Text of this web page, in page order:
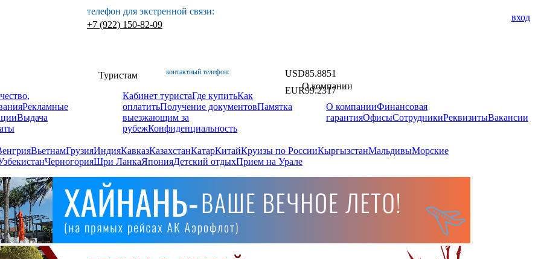
вход
телефон для экстренной связи:
+7 (922) 150-82-09
контактный телефон: USD85.8851
EUR99.2317
Рекламные
Выдача
Туристам
Кабинет туристаГде купитьКак
оплатитьПолучение документовПамятка
выезжающим за
рубежКонфиденциальность
О компании
О компанииФинансовая
гарантияОфисыСотрудникиРеквизитыВакансии
ВьетнамГрузияИндияКавказКазахстанКатарКитайКруизы по РоссииКыргызстанМальдивыМорские
ЧерногорияШри ЛанкаЯпонияДетский отдыхПрием на Урале